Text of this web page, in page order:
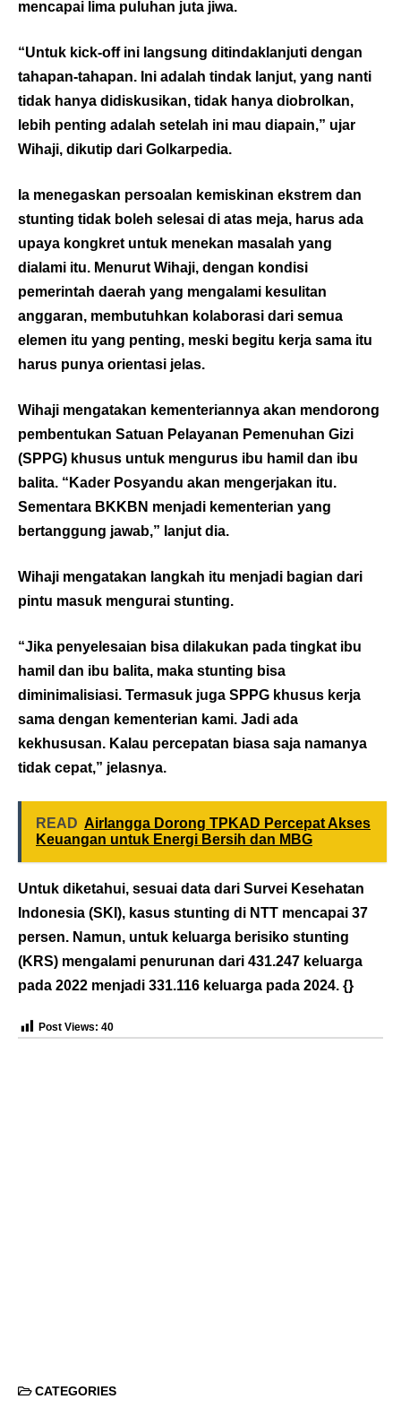
mencapai lima puluhan juta jiwa.
“Untuk kick-off ini langsung ditindaklanjuti dengan
tahapan-tahapan. Ini adalah tindak lanjut, yang nanti
tidak hanya didiskusikan, tidak hanya diobrolkan,
lebih penting adalah setelah ini mau diapain,” ujar
Wihaji, dikutip dari Golkarpedia.
Ia menegaskan persoalan kemiskinan ekstrem dan
stunting tidak boleh selesai di atas meja, harus ada
upaya kongkret untuk menekan masalah yang
dialami itu. Menurut Wihaji, dengan kondisi
pemerintah daerah yang mengalami kesulitan
anggaran, membutuhkan kolaborasi dari semua
elemen itu yang penting, meski begitu kerja sama itu
harus punya orientasi jelas.
Wihaji mengatakan kementeriannya akan mendorong
pembentukan Satuan Pelayanan Pemenuhan Gizi
(SPPG) khusus untuk mengurus ibu hamil dan ibu
balita. “Kader Posyandu akan mengerjakan itu.
Sementara BKKBN menjadi kementerian yang
bertanggung jawab,” lanjut dia.
Wihaji mengatakan langkah itu menjadi bagian dari
pintu masuk mengurai stunting.
“Jika penyelesaian bisa dilakukan pada tingkat ibu
hamil dan ibu balita, maka stunting bisa
diminimalisiasi. Termasuk juga SPPG khusus kerja
sama dengan kementerian kami. Jadi ada
kekhususan. Kalau percepatan biasa saja namanya
tidak cepat,” jelasnya.
READ Airlangga Dorong TPKAD Percepat Akses
Keuangan untuk Energi Bersih dan MBG
Untuk diketahui, sesuai data dari Survei Kesehatan
Indonesia (SKI), kasus stunting di NTT mencapai 37
persen. Namun, untuk keluarga berisiko stunting
(KRS) mengalami penurunan dari 431.247 keluarga
pada 2022 menjadi 331.116 keluarga pada 2024. {}
Post Views: 40
CATEGORIES